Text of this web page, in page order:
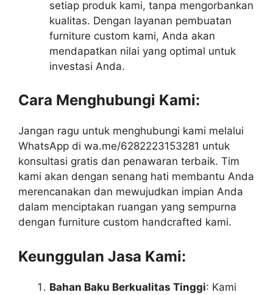
setiap produk kami, tanpa mengorbankan
kualitas. Dengan layanan pembuatan
furniture custom kami, Anda akan
mendapatkan nilai yang optimal untuk
investasi Anda.
Cara Menghubungi Kami:
Jangan ragu untuk menghubungi kami melalui
WhatsApp di wa.me/6282223153281 untuk
konsultasi gratis dan penawaran terbaik. Tim
kami akan dengan senang hati membantu Anda
merencanakan dan mewujudkan impian Anda
dalam menciptakan ruangan yang sempurna
dengan furniture custom handcrafted kami.
Keunggulan Jasa Kami:
Bahan Baku Berkualitas Tinggi: Kami